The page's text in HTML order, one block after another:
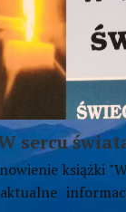
sercu
książki